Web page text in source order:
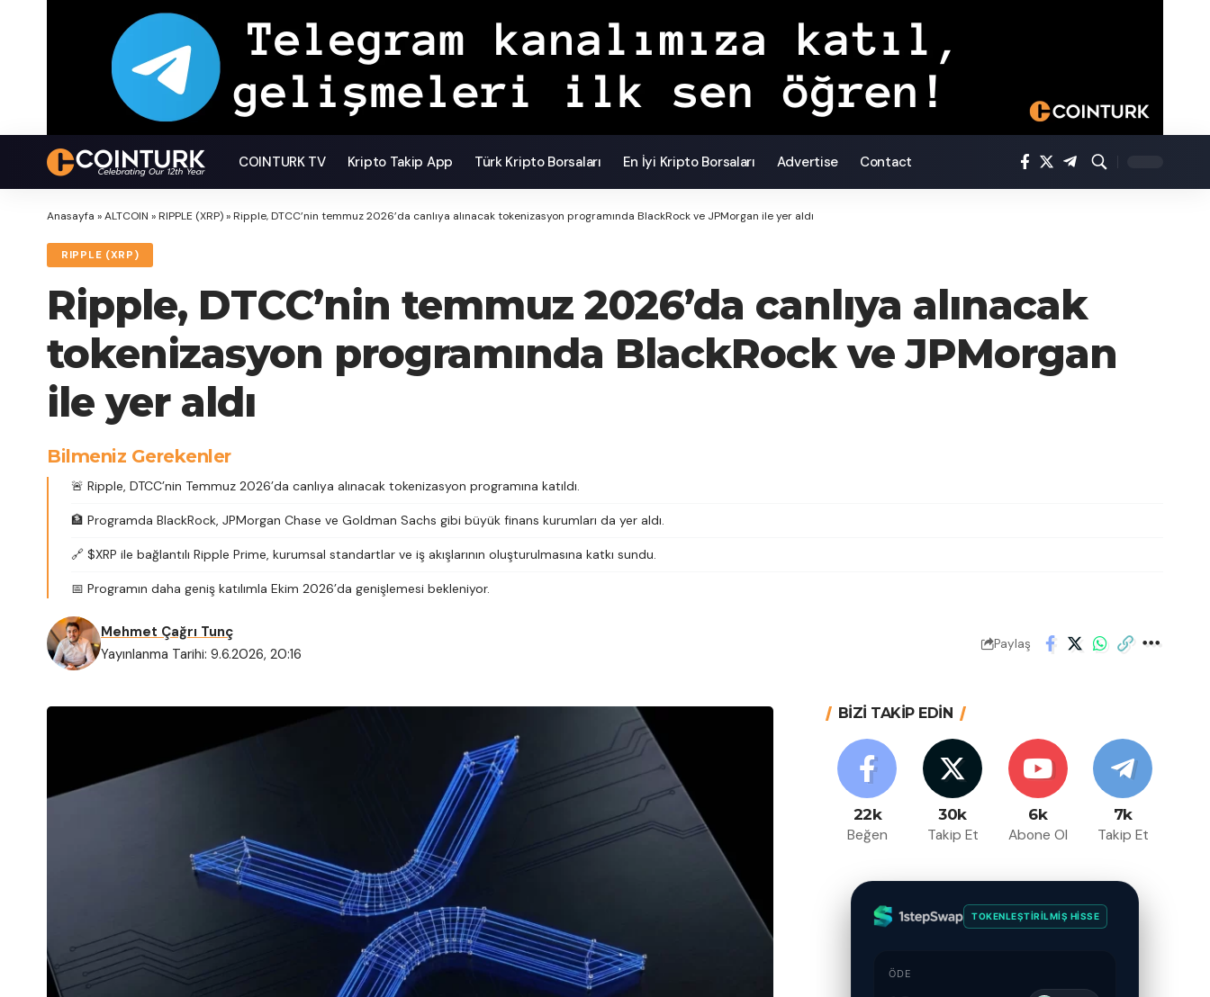
COINTURK TV Kripto Takip App Türk Kripto Borsaları En İyi Kripto Borsaları Advertise Contact
Anasayfa »ALTCOIN »RIPPLE (XRP)»Ripple, DTCC’nin temmuz 2026’da canlıya alınacak tokenizasyon programında BlackRock ve JPMorgan ile yer aldı
RIPPLE (XRP)
Ripple, DTCC’nin temmuz 2026’da canlıya alınacak
tokenizasyon programında BlackRock ve JPMorgan
ile yer aldı
Bilmeniz Gerekenler
🚨 Ripple, DTCC’nin Temmuz 2026’da canlıya alınacak tokenizasyon programına katıldı.
🏦 Programda BlackRock, JPMorgan Chase ve Goldman Sachs gibi büyük finans kurumları da yer aldı.
🔗 $XRP ile bağlantılı Ripple Prime, kurumsal standartlar ve iş akışlarının oluşturulmasına katkı sundu.
📅 Programın daha geniş katılımla Ekim 2026’da genişlemesi bekleniyor.
Yayınlanma Tarihi: 9.6.2026, 20:16
Mehmet Çağrı Tunç
Paylaş
BİZİ TAKİP EDİN
22k
Beğen
30k
Takip Et
6k
Abone Ol
7k
Takip Et
TOKENLEŞTIRILMIŞ HISSE
ÖDE